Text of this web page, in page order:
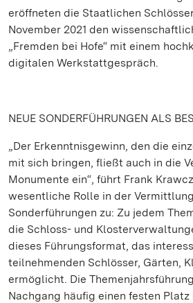
eröffneten die Staatlichen
November 2021 den
„Fremden bei Hofe“ mit einem
digitalen Werkstattgespräch.
NEUE SONDERFÜHRUNGEN ALS
„Der Erkenntnisgewinn, den die
mit sich bringen, fließt auch in die
Monumente ein“, führt Frank
wesentliche Rolle in der
Sonderführungen zu: Zu jedem
die Schloss- und
dieses Führungsformat, das
teilnehmenden Schlösser, Gärten,
ermöglicht. Die
Nachgang häufig einen festen Platz